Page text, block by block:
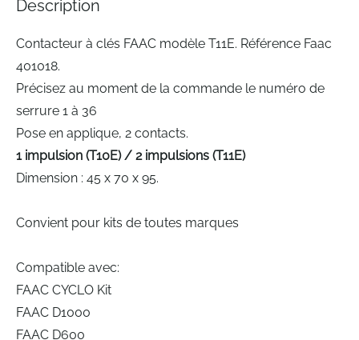
gallery
Description
Contacteur à clés FAAC modèle T11E. Référence Faac
401018.
Précisez au moment de la commande le numéro de
serrure 1 à 36
Pose en applique, 2 contacts.
1 impulsion (T10E) / 2 impulsions (T11E)
Dimension : 45 x 70 x 95.
Convient pour kits de toutes marques
Compatible avec:
FAAC CYCLO Kit
FAAC D1000
FAAC D600